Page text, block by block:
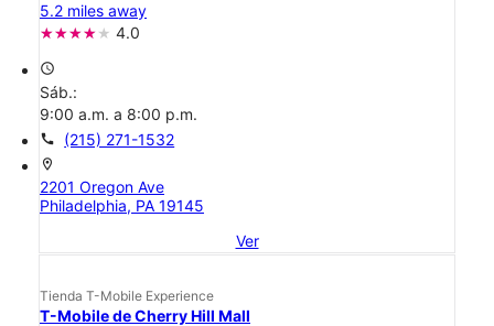
5.2 miles away
4.0
access_time
Sáb.:
9:00 a.m. a 8:00 p.m.
call (215) 271-1532
location_on
2201 Oregon Ave
Philadelphia, PA 19145
Ver
Tienda T-Mobile Experience
T-Mobile de Cherry Hill Mall